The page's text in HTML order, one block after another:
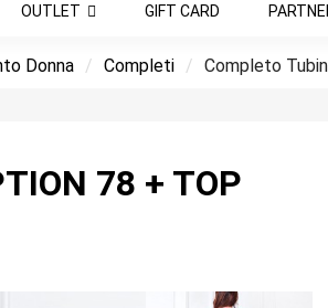
OUTLET GIFT CARD
Donna Completi Completo
78 + TOP